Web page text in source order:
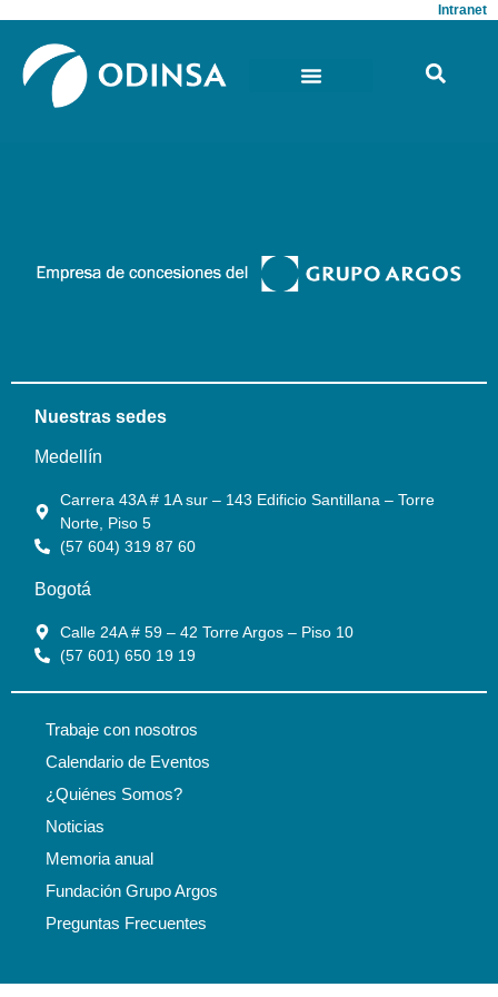
Intranet
Nuestras sedes
Medellín
Carrera 43A # 1A sur – 143 Edificio Santillana – Torre
Norte, Piso 5
(57 604) 319 87 60
Bogotá
Calle 24A # 59 – 42 Torre Argos – Piso 10
(57 601) 650 19 19
Trabaje con nosotros
Calendario de Eventos
¿Quiénes Somos?
Noticias
Memoria anual
Fundación Grupo Argos
Preguntas Frecuentes